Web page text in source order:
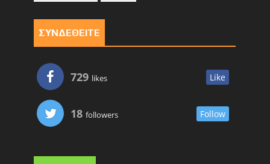
ΣΥΝΔΕΘΕΙΤΕ
729 likes Like
18 followers Follow